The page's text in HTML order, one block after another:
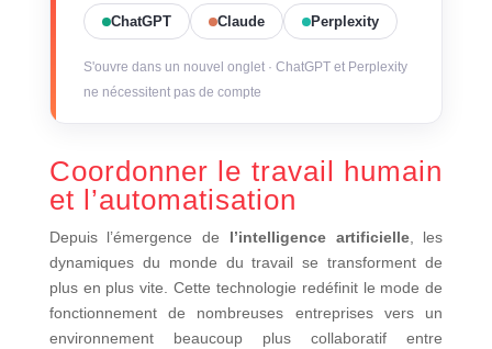
ChatGPT Claude Perplexity
S'ouvre dans un nouvel onglet · ChatGPT et Perplexity
ne nécessitent pas de compte
Coordonner le travail humain
et l’automatisation
Depuis l’émergence de l’intelligence artificielle, les
dynamiques du monde du travail se transforment de
plus en plus vite. Cette technologie redéfinit le mode de
fonctionnement de nombreuses entreprises vers un
environnement beaucoup plus collaboratif entre